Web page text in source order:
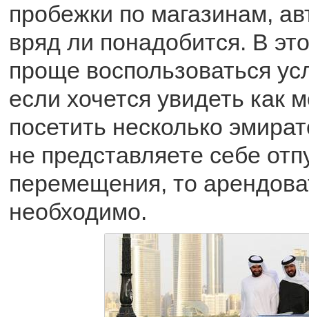
пробежки по магазинам,
вряд ли понадобится. В
проще воспользоваться
если хочется увидеть как
посетить несколько
не представляете себе
перемещения, то
необходимо.